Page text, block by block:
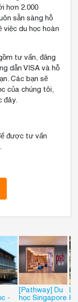
hơn 2.000
sẵn sàng hỗ
việc du học hoàn
tư vấn, đăng
dẫn VISA và hỗ
Các bạn sẽ
của chúng tôi,
đây.
được tư vấn
-
[Pathway] Du
học Singapore